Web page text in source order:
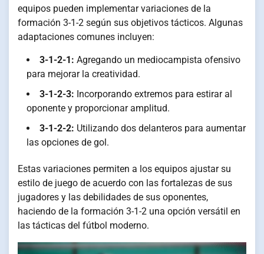
equipos pueden implementar variaciones de la
formación 3-1-2 según sus objetivos tácticos. Algunas
adaptaciones comunes incluyen:
3-1-2-1: Agregando un mediocampista ofensivo
para mejorar la creatividad.
3-1-2-3: Incorporando extremos para estirar al
oponente y proporcionar amplitud.
3-1-2-2: Utilizando dos delanteros para aumentar
las opciones de gol.
Estas variaciones permiten a los equipos ajustar su
estilo de juego de acuerdo con las fortalezas de sus
jugadores y las debilidades de sus oponentes,
haciendo de la formación 3-1-2 una opción versátil en
las tácticas del fútbol moderno.